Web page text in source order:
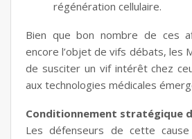
régénération cellulaire.
Bien que bon nombre de ces
encore l’objet de vifs débats, les
de susciter un vif intérêt chez
aux technologies médicales
Conditionnement stratégique
Les défenseurs de cette